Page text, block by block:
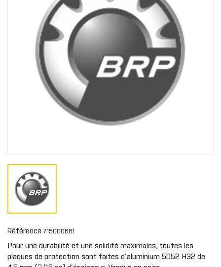
Référence 715000661
Pour une durabilité et une solidité maximales, toutes les
plaques de protection sont faites d'aluminium 5052 H32 de